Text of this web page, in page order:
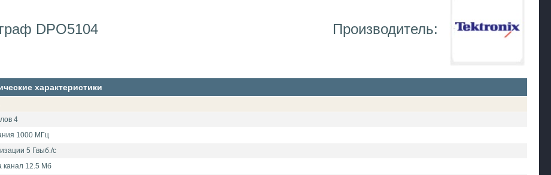
DPO5104 Производитель:
характеристики
4
1000 МГц
5 Гвыб./с
канал 12.5 Мб